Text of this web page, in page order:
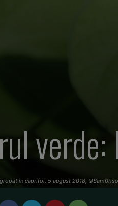
în caprifoi, 5 august 2018,